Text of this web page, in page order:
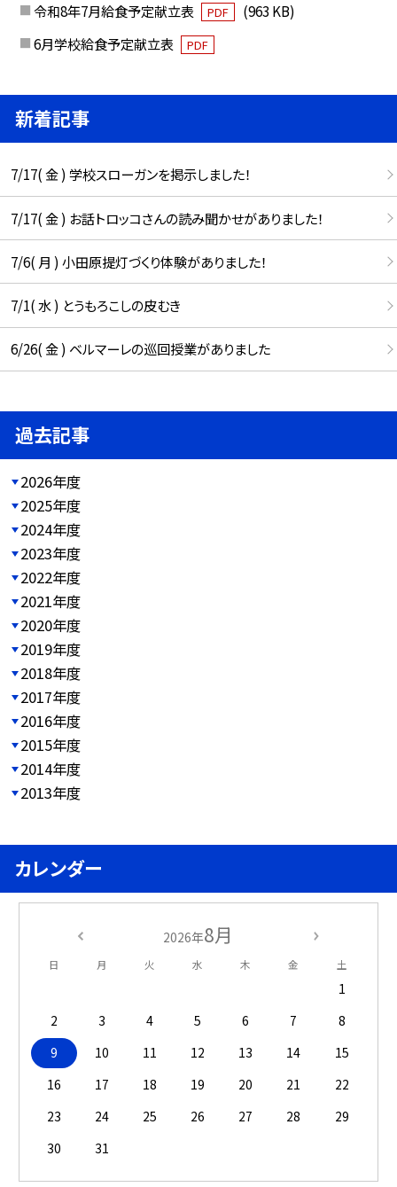
令和8年7月給食予定献立表 PDF
(963 KB)
6月学校給食予定献立表
PDF
新着記事
7/17( 金 ) 学校スローガンを掲示しました！
7/17( 金 ) お話トロッコさんの読み聞かせがありました！
7/6( 月 ) 小田原提灯づくり体験がありました！
7/1( 水 ) とうもろこしの皮むき
6/26( 金 ) ベルマーレの巡回授業がありました
過去記事
2026年度
2025年度
2024年度
2023年度
2022年度
2021年度
2020年度
2019年度
2018年度
2017年度
2016年度
2015年度
2014年度
2013年度
カレンダー
2026年8月
日 月 火 水 木 金 土
1
2
3 4 5 6 7
8
9
10 11 12 13 14
15
16
17 18 19 20 21
22
23
24 25 26 27 28
29
30
31